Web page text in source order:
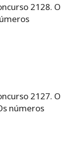
2128. O
2127. O
números